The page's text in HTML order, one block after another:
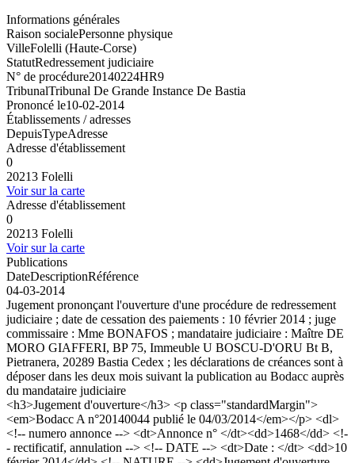
Informations générales
Raison socialePersonne physique
VilleFolelli (Haute-Corse)
StatutRedressement judiciaire
N° de procédure20140224HR9
TribunalTribunal De Grande Instance De Bastia
Prononcé le10-02-2014
Établissements / adresses
DepuisTypeAdresse
Adresse d'établissement
0
20213 Folelli
Voir sur la carte
Adresse d'établissement
0
20213 Folelli
Voir sur la carte
Publications
DateDescriptionRéférence
04-03-2014
Jugement prononçant l'ouverture d'une procédure de redressement
judiciaire ; date de cessation des paiements : 10 février 2014 ; juge
commissaire : Mme BONAFOS ; mandataire judiciaire : Maître DE
MORO GIAFFERI, BP 75, Immeuble U BOSCU-D'ORU Bt B,
Pietranera, 20289 Bastia Cedex ; les déclarations de créances sont à
déposer dans les deux mois suivant la publication au Bodacc auprès
du mandataire judiciaire
<h3>Jugement d'ouverture</h3> <p class="standardMargin">
<em>Bodacc A n°20140044 publié le 04/03/2014</em></p> <dl>
<!-- numero annonce --> <dt>Annonce n° </dt><dd>1468</dd> <!-
- rectificatif, annulation --> <!-- DATE --> <dt>Date : </dt> <dd>10